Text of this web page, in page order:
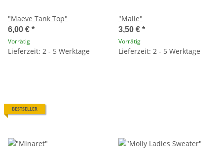
"Maeve Tank Top"
6,00 € *
Vorrätig
Lieferzeit: 2 - 5 Werktage
"Malie"
3,50 € *
Vorrätig
Lieferzeit: 2 - 5 Werktage
BESTSELLER